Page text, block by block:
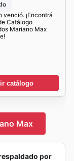
venció. ¡Encontrá
Catálogo
Mariano Max
catálogo
Max
por